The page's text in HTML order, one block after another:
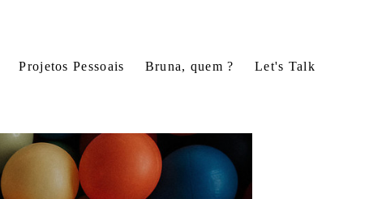
Projetos Pessoais Bruna, quem ? Let's Talk